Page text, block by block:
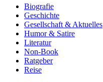
Biografie
Geschichte
Gesellschaft & Aktuelles
Humor & Satire
Literatur
Non-Book
Ratgeber
Reise